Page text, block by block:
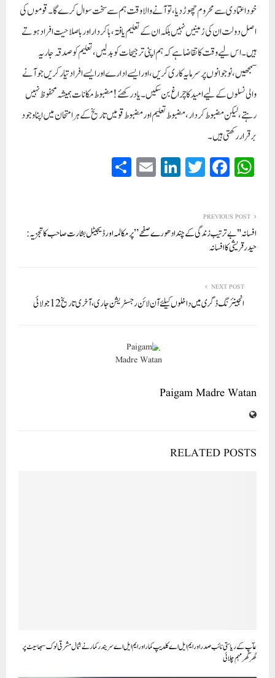
خود اعتمادی سے محروم چھوڑ دیا، تو آنے والا وقت ہم سے سخت سوال کرے گا۔ قوموں کی
اصل دولت ان کی زمینیں نہیں بلکہ ان کے تعلیم یافتہ، باکردار اور باصلاحیت افراد ہوتے
ہیں۔ اس لیے وقت کا تقاضا ہے کہ ہم اپنی ترجیحات کو بدلیں، تعلیم کو صدقہ جاریہ
سمجھیں، نوجوانوں پر سرمایہ کاری کریں، اور ایسے ادارے اور ایسے افراد تیار کریں جو آنے
والی نسلوں کے لیے امید کا چراغ بن سکیں۔ یاد رکھئے! مضبوط مکانات ہمیشہ محفوظ نہیں
رہتے، لیکن مضبوط کردار، مضبوط تعلیم اور مضبوط قومیں تاریخ کے ہر امتحان میں اپنا وجود
برقرار رکھتی ہیں۔
W
ha
A
pp
Fa
ce
ok
T
wi
r
Li
nk
In
E
m
PREVIOUS POST
افسانہ "بے ترتیب زندگی کے چند ادھورے صفحے” پر مکالمہ اور ڈیجیٹل بشارت صاحب کا تجزيہ :
حیدرقریشی کا افسانہ
NEXT POST
انجینئرنگ ڈگری میں داخلوں کیلئے آن لائن رجسٹریشن جاری، آخری تاریخ 12 جولائی
Paigam Madre Watan
RELATED POSTS
عآپ کے ریاستی نائب صدر اور ایم ایل اے کلدیپ کمار اور ایم ایل اے سریندر کمار نے شمال مشرقی لوک سبھا سیٹ پر
گھر گھر مہم چلائی